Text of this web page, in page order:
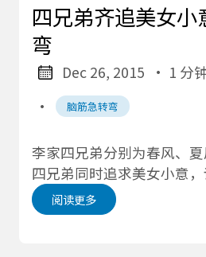
四兄弟齐追美女小
弯
Dec 26, 2015
· 1 分
·
脑筋急转弯
李家四兄弟分别为春风、夏
四兄弟同时追求美女小意，
阅读更多